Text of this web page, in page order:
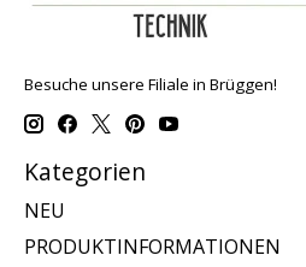
Besuche unsere Filiale in Brüggen!
Kategorien
NEU
PRODUKTINFORMATIONEN